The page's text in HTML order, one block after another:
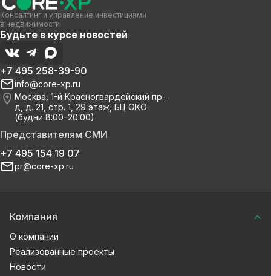
Консалтинг и управление инвестициями
в недвижимости
Будьте в курсе новостей
Представителям СМИ
+7 495 154 19 07
pr@core-xp.ru
+7 495 258-39-90
info@core-xp.ru
Москва, 1-й Красногвардейский пр-
д, д. 21, стр. 1, 29 этаж, БЦ ОКО
(будни 8:00–20:00)
Компания
О компании
Реализованные проекты
Новости